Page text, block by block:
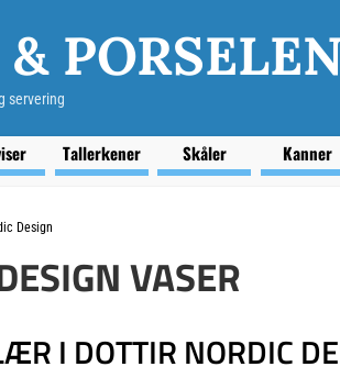
servering
Tallerkener Skåler Kanner
Design
VASER
I DOTTIR NORDIC